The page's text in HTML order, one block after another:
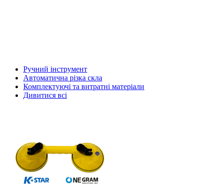
Ручний інструмент
Автоматична різка скла
Комплектуючі та витратні матеріали
Дивитися всі